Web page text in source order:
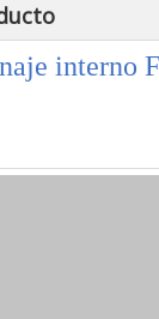
interno